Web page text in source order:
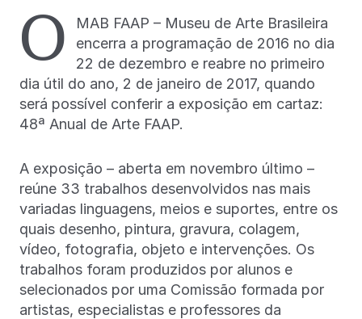
O
MAB FAAP – Museu de Arte Brasileira
encerra a programação de 2016 no dia
22 de dezembro e reabre no primeiro
dia útil do ano, 2 de janeiro de 2017, quando
será possível conferir a exposição em cartaz:
48ª Anual de Arte FAAP.
A exposição – aberta em novembro último –
reúne 33 trabalhos desenvolvidos nas mais
variadas linguagens, meios e suportes, entre os
quais desenho, pintura, gravura, colagem,
vídeo, fotografia, objeto e intervenções. Os
trabalhos foram produzidos por alunos e
selecionados por uma Comissão formada por
artistas, especialistas e professores da